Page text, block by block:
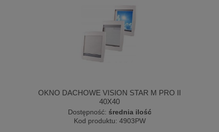
OKNO DACHOWE VISION STAR M PRO II
40X40
Dostępność: średnia ilość
Kod produktu: 4903PW